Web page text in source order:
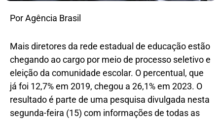
Por Agência Brasil
Mais diretores da rede estadual de educação estão
chegando ao cargo por meio de processo seletivo e
eleição da comunidade escolar. O percentual, que
já foi 12,7% em 2019, chegou a 26,1% em 2023. O
resultado é parte de uma pesquisa divulgada nesta
segunda-feira (15) com informações de todas as